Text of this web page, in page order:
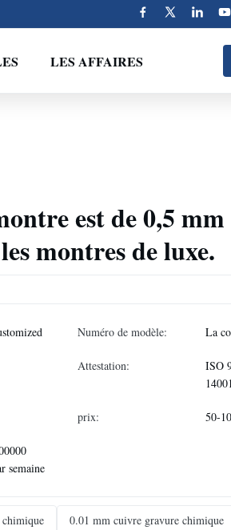
LES AFFAIRES
est de 0,5 mm
montres de luxe.
Numéro de modèle: La
Attestation:
ISO
prix: 50-
semaine
0.01 mm cuivre gravure chimique